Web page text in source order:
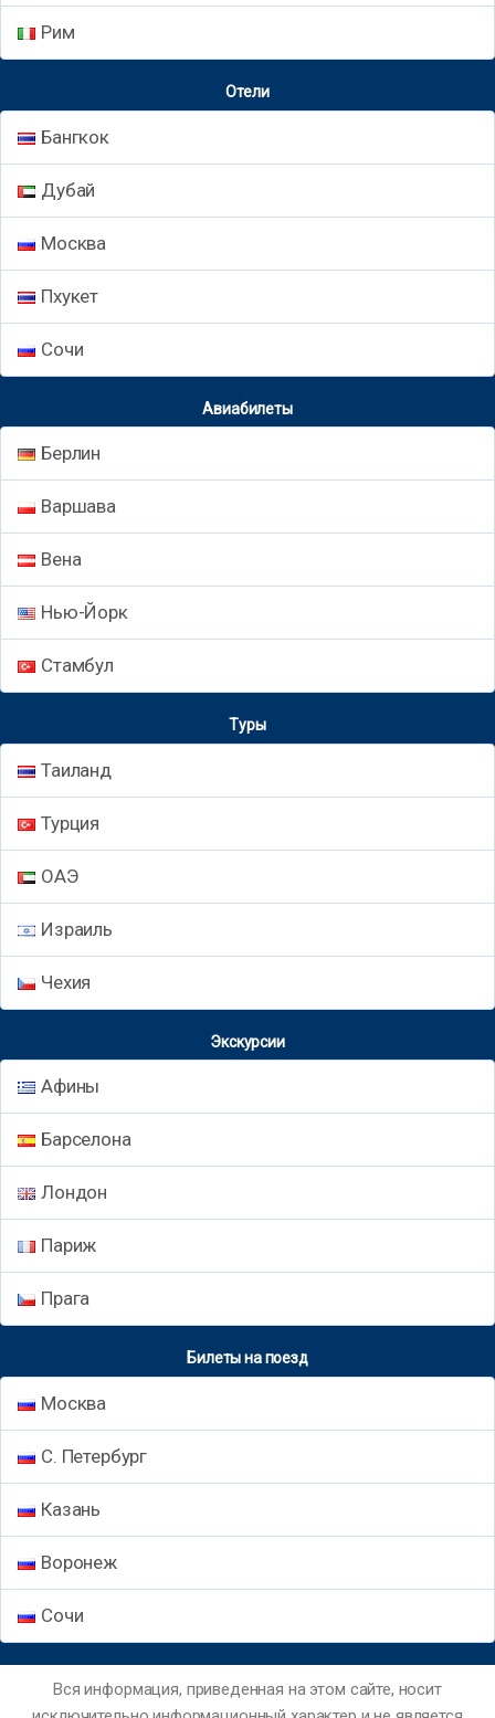
Рим
Отели
Бангкок
Дубай
Москва
Пхукет
Сочи
Авиабилеты
Берлин
Варшава
Вена
Нью-Йорк
Стамбул
Туры
Таиланд
Турция
ОАЭ
Израиль
Чехия
Экскурсии
Афины
Барселона
Лондон
Париж
Прага
Билеты на поезд
Москва
С. Петербург
Казань
Воронеж
Сочи
Вся информация, приведенная на этом сайте, носит